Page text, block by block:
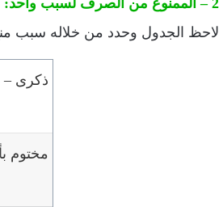
2 – الممنوع من الصرف لسبب واحد:
لاحظ الجدول وحدد من خلاله سبب
ذكرى
مختوم